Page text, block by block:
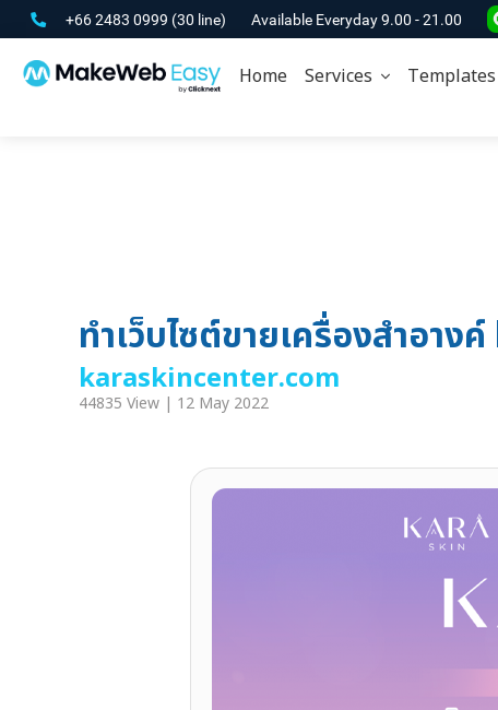
+66 2483 0999 (30 line) Available Everyday 9.00 - 21.00
Home Services Templates
ทำเว็บไซต์ขายเครื่องสำอา
karaskincenter.com
44835 View | 12 May 2022